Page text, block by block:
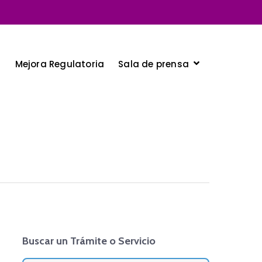
Mejora Regulatoria Sala de prensa
Buscar un Trámite o Servicio